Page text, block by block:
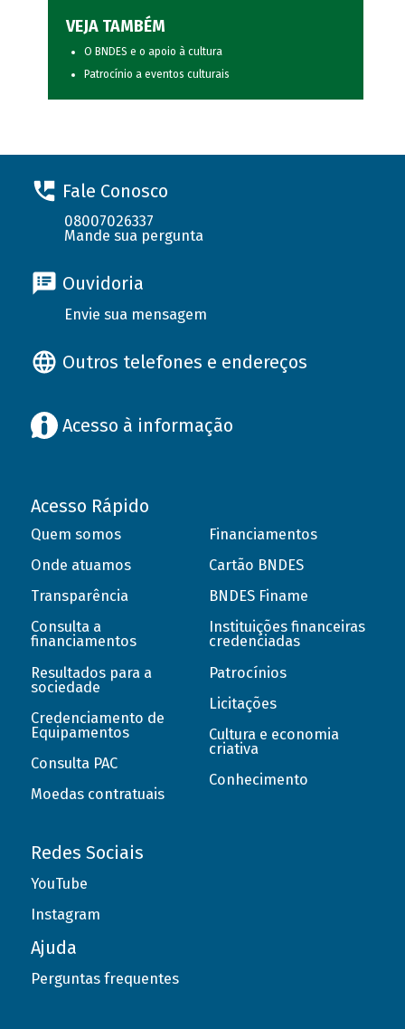
VEJA TAMBÉM
O BNDES e o apoio à cultura
Patrocínio a eventos culturais
Fale Conosco
08007026337
Mande sua pergunta
Ouvidoria
Envie sua mensagem
Outros telefones e endereços
Acesso à informação
Acesso Rápido
Quem somos
Onde atuamos
Transparência
Consulta a
financiamentos
Resultados para a
sociedade
Credenciamento de
Equipamentos
Consulta PAC
Moedas contratuais
Financiamentos
Cartão BNDES
BNDES Finame
Instituições financeiras
credenciadas
Patrocínios
Licitações
Cultura e economia
criativa
Conhecimento
Redes Sociais
YouTube
Instagram
Ajuda
Perguntas frequentes